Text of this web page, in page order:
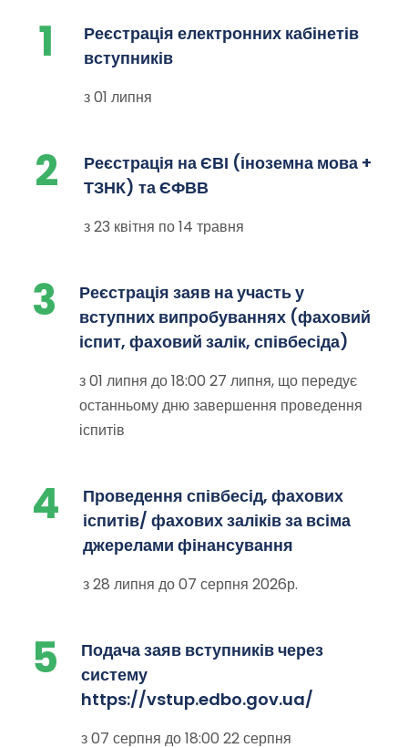
1
Реєстрація електронних кабінетів
вступників
з 01 липня
2
Реєстрація на ЄВІ (іноземна мова +
ТЗНК) та ЄФВВ
з 23 квітня по 14 травня
3
Реєстрація заяв на участь у
вступних випробуваннях (фаховий
іспит, фаховий залік, співбесіда)
з 01 липня до 18:00 27 липня, що передує
останньому дню завершення проведення
іспитів
4
Проведення співбесід, фахових
іспитів/ фахових заліків за всіма
джерелами фінансування
з 28 липня до 07 серпня 2026р.
5
Подача заяв вступників через
систему
https://vstup.edbo.gov.ua/
з 07 серпня до 18:00 22 серпня